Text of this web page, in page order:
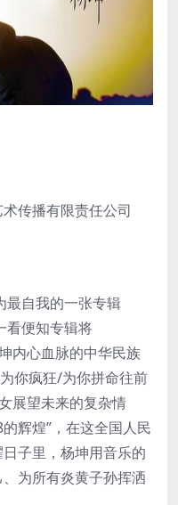
传播有限责任公司
自我的一张专辑
看便知专辑将
内心血脉的中华民族
你疯狂/为你拼命往前
展望未来的复杂情
辉煌”，在这全国人民
子里，杨坤用音乐的
为所有炎黄子孙挥洒